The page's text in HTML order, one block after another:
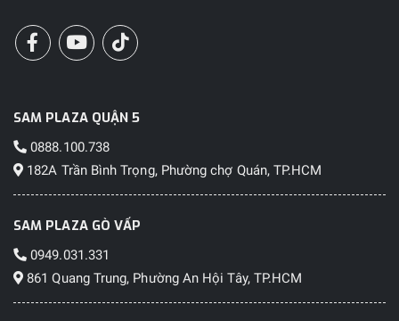
SAM PLAZA QUẬN 5
0888.100.738
182A Trần Bình Trọng, Phường chợ Quán, TP.HCM
SAM PLAZA GÒ VẤP
0949.031.331
861 Quang Trung, Phường An Hội Tây, TP.HCM